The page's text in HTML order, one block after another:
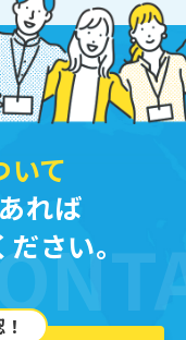
いて
れば
さい。